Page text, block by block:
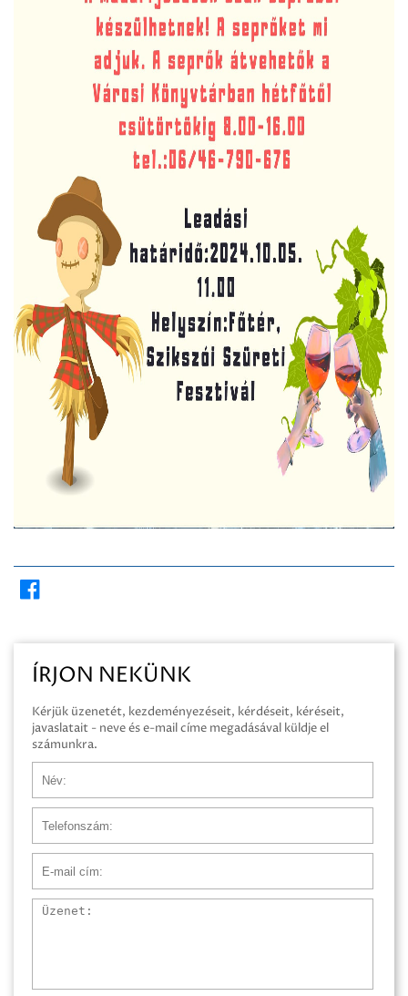
ÍRJON NEKÜNK
Kérjük üzenetét, kezdeményezéseit, kérdéseit, kéréseit,
javaslatait - neve és e-mail címe megadásával küldje el
számunkra.
Üzenet